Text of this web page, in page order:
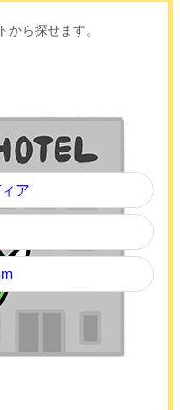
ら探せます。
ア